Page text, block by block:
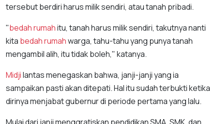
tersebut berdiri harus milik sendiri, atau tanah pribadi.
"bedah rumahitu, tanah harus milik sendiri, takutnya nanti
kita bedah rumahwarga, tahu-tahu yang punya tanah
mengambil alih, itu tidak boleh," katanya.
Midjilantas menegaskan bahwa, janji-janji yang ia
sampaikan pasti akan ditepati. Hal itu sudah terbukti ketika
dirinya menjabat gubernur di periode pertama yang lalu.